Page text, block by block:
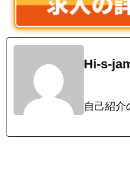
Hi-s-
自己紹介